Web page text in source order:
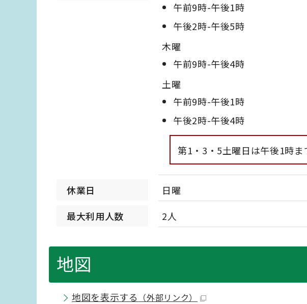
午前9時-午後1時
午後2時-午後5時
木曜
午前9時-午後4時
土曜
午前9時-午後1時
午後2時-午後4時
第1・3・5土曜日は午後1時ま
休業日
日曜
最大利用人数
2人
地図
地図を表示する （外部リンク）